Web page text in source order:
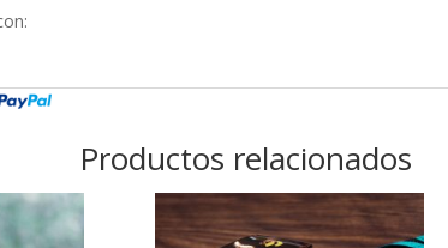
Productos relacionados